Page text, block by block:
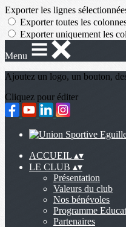
Exporter les lignes
Exporter toutes les
Exporter uniquement les
Menu
Ajoutez un logo, un bouton,
Cliquez pour éditer
ACCUEIL ▴▾
LE CLUB ▴▾
Présentation
Valeurs du club
Nos bénévoles
Programme
Partenaires